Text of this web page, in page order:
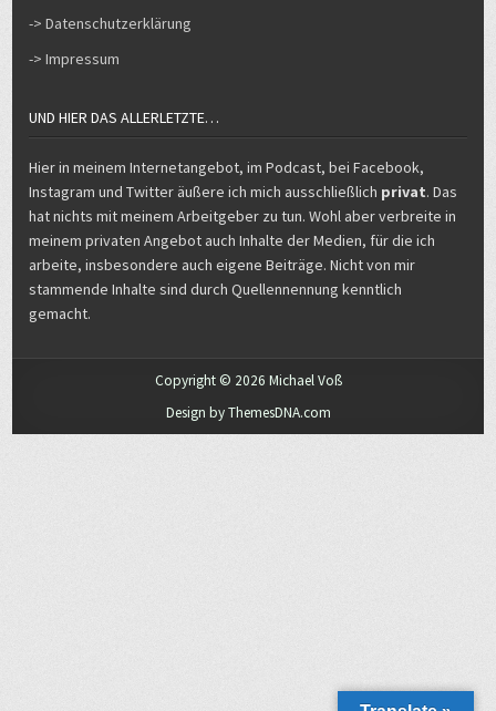
-> Datenschutzerklärung
-> Impressum
UND HIER DAS ALLERLETZTE…
Hier in meinem Internetangebot, im Podcast, bei Facebook,
Instagram und Twitter äußere ich mich ausschließlich privat. Das
hat nichts mit meinem Arbeitgeber zu tun. Wohl aber verbreite in
meinem privaten Angebot auch Inhalte der Medien, für die ich
arbeite, insbesondere auch eigene Beiträge. Nicht von mir
stammende Inhalte sind durch Quellennennung kenntlich
gemacht.
Copyright © 2026 Michael Voß
Design by ThemesDNA.com